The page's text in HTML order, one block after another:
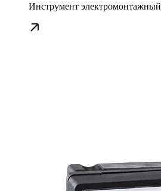
Инструмент электромонтажный